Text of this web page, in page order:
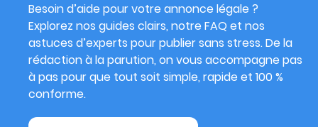
Besoin d’aide pour votre annonce légale ?
Explorez nos guides clairs, notre FAQ et nos
astuces d’experts pour publier sans stress. De la
rédaction à la parution, on vous accompagne pas
à pas pour que tout soit simple, rapide et 100 %
conforme.